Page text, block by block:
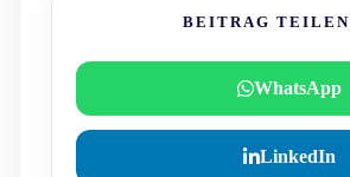
BEITRAG TEILEN
WhatsApp
LinkedIn